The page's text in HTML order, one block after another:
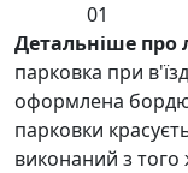
01
Детальніше
парковка при
оформлена
парковки
виконаний з того